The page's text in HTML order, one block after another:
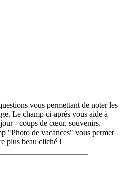
vous permettant de noter les
Le champ ci-après vous aide à
- coups de cœur, souvenirs,
"Photo de vacances" vous permet
plus beau cliché !